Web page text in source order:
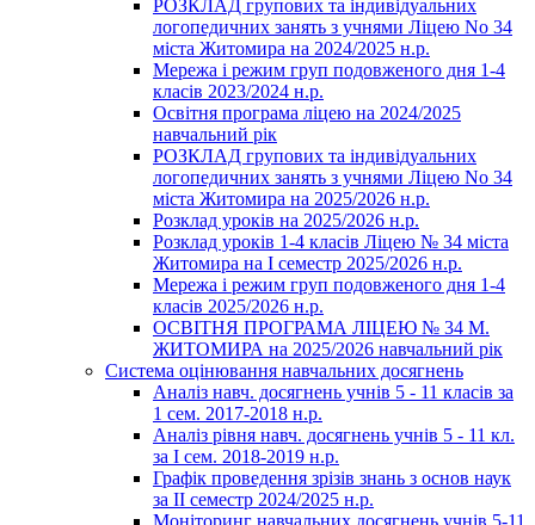
РОЗКЛАД групових та індивідуальних
логопедичних занять з учнями Ліцею No 34
міста Житомира на 2024/2025 н.р.
Мережа і режим груп подовженого дня 1-4
класів 2023/2024 н.р.
Освітня програма ліцею на 2024/2025
навчальний рік
РОЗКЛАД групових та індивідуальних
логопедичних занять з учнями Ліцею No 34
міста Житомира на 2025/2026 н.р.
Розклад уроків на 2025/2026 н.р.
Розклад уроків 1-4 класів Ліцею № 34 міста
Житомира на І семестр 2025/2026 н.р.
Мережа і режим груп подовженого дня 1-4
класів 2025/2026 н.р.
ОСВІТНЯ ПРОГРАМА ЛІЦЕЮ № 34 М.
ЖИТОМИРА на 2025/2026 навчальний рік
Система оцінювання навчальних досягнень
Аналіз навч. досягнень учнів 5 - 11 класів за
1 сем. 2017-2018 н.р.
Аналіз рівня навч. досягнень учнів 5 - 11 кл.
за І сем. 2018-2019 н.р.
Графік проведення зрізів знань з основ наук
за ІІ семестр 2024/2025 н.р.
Моніторинг навчальних досягнень учнів 5-11